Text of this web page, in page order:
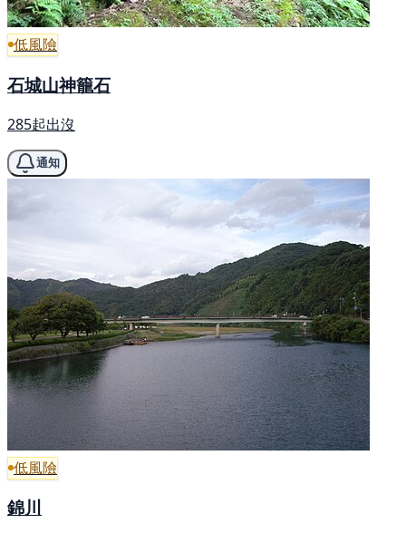
低風險
石城山神籠石
285起出沒
通知
低風險
錦川